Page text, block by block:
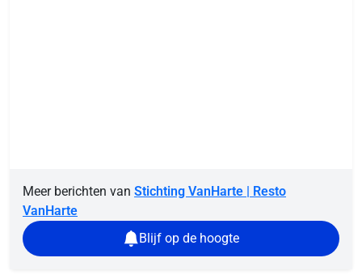
Meer berichten van Stichting VanHarte | Resto
VanHarte
Blijf op de hoogte